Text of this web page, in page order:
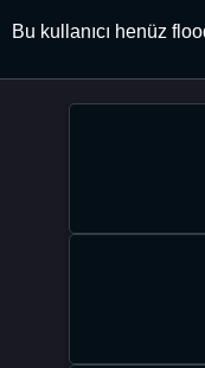
Bu kullanıcı henüz